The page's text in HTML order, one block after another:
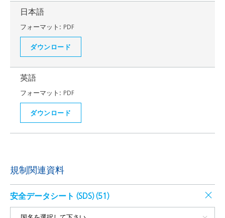
日本語
フォーマット: PDF
ダウンロード
英語
フォーマット: PDF
ダウンロード
規制関連資料
安全データシート (SDS) (51)